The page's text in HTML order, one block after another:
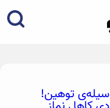
توهین!